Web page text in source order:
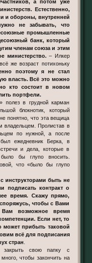
а потом уже
Естественно,
и обороны, внутренней
не забывать, что
промышленные
банк, который
членам союза и этим
министерство.– Илкер
же возраст потихоньку
поэтому я не стал
власть. Всё это можно
кто состоит в новом
портфели.
полез в грудной карман
блокнотик, который
понятно, что эта вещица
владельцем. Пролистав в
по нужной, а после
ежедневник Берка, в
и дела, которые в
бы глупо вносить.
что «было бы глупо
инструкторами быть не
подписать контракт о
время. Скажу прямо,
чтобы с Вами
возможное время
Если нет, то
прибыть таковой
всё для подписания
стран.
закрыть свою папку с
чтобы закончить на